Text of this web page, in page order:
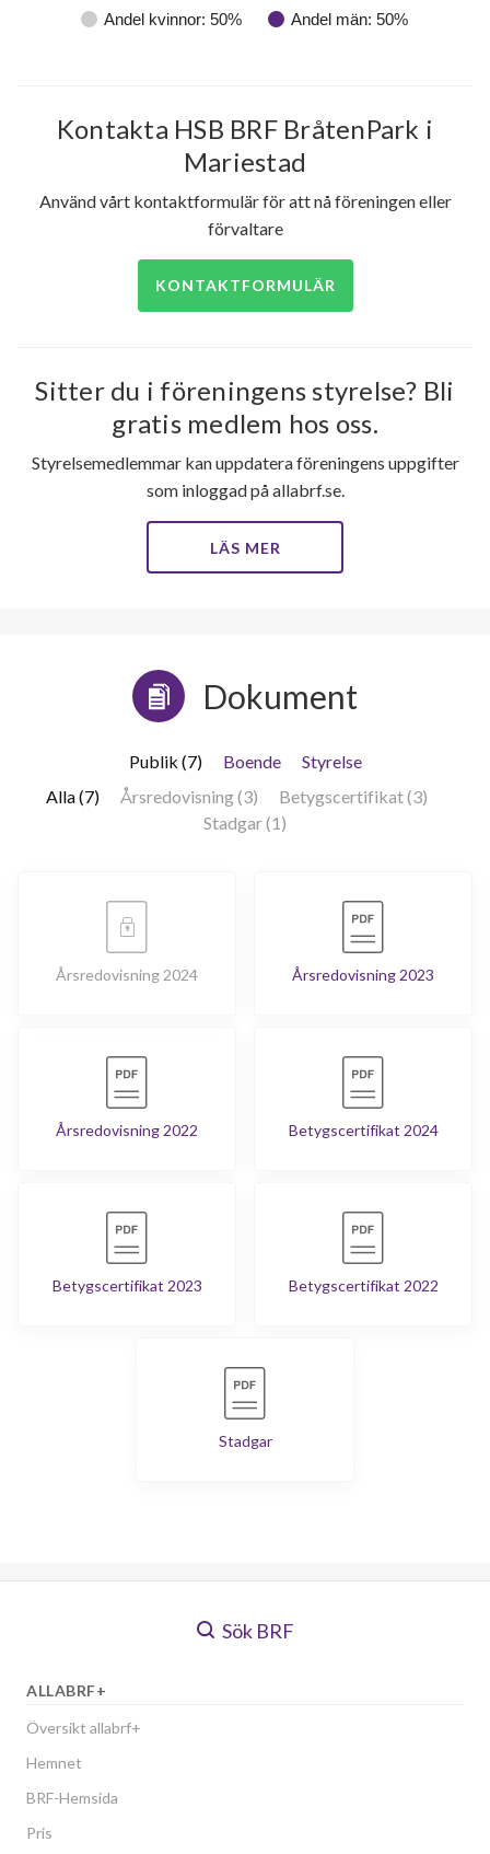
Andel kvinnor: 50% Andel män: 50%
Kontakta HSB BRF BråtenPark i
Mariestad
Använd vårt kontaktformulär för att nå föreningen eller
förvaltare
KONTAKTFORMULÄR
Sitter du i föreningens styrelse? Bli
gratis medlem hos oss.
Styrelsemedlemmar kan uppdatera föreningens uppgifter
som inloggad på allabrf.se.
LÄS MER
Dokument
Publik (7) Boende
Styrelse
Alla (7)
Årsredovisning (3)
Betygscertifikat (3)
Stadgar (1)
Årsredovisning 2024 Årsredovisning 2023
Årsredovisning 2022 Betygscertifikat 2024
Betygscertifikat 2023 Betygscertifikat 2022
Stadgar
Sök BRF
ALLABRF+
Översikt allabrf+
Hemnet
BRF-Hemsida
Pris